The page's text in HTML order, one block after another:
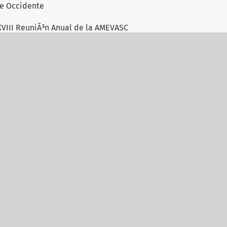
Occidente
ReuniÃ³n Anual de la AMEVASC